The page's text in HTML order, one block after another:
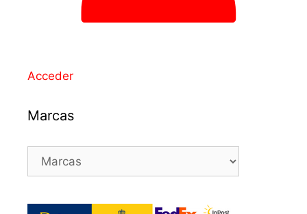
Acceder
Marcas